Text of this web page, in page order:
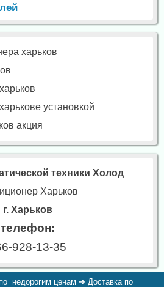
харьков
установкой
акция
техники Холод
Харьков
г. Харьков
телефон:
928-13-35
недорогим ценам ➔ Доставка по